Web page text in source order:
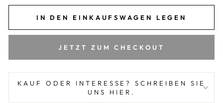
IN DEN EINKAUFSWAGEN LEGEN
JETZT ZUM CHECKOUT
KAUF ODER INTERESSE? SCHREIBEN SIE
UNS HIER.